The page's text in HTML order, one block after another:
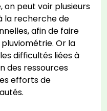
on peut voir plusieurs
la recherche de
afin de faire
Or la
difficultés liées à
des ressources
efforts de